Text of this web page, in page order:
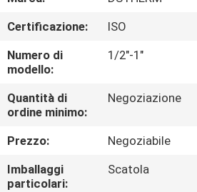
ALLA
FABBRICA
CONTROLLO
QUALITÀ
CONTATTACI
Certificazione:
ISO
Numero di
modello:
1/2"-1"
Quantità di
ordine minimo:
Negoziazione
Prezzo:
Negoziabile
Imballaggi
particolari:
Scatola